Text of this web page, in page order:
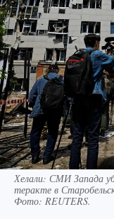
Хелали: СМИ Запада
теракте в
Фото: REUTERS.